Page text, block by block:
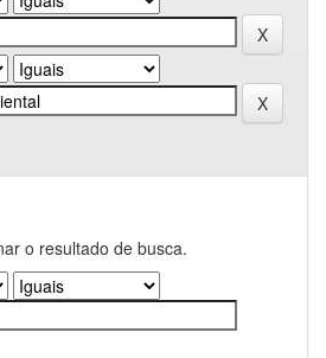
o resultado de busca.